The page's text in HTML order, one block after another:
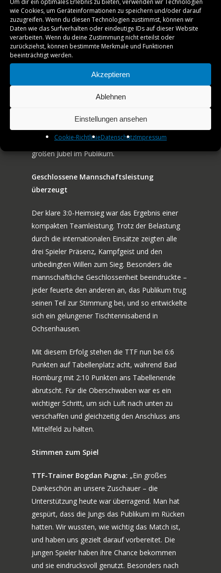
Um dir ein optimales Erlebnis zu bieten, verwenden wir Technologien
wie Cookies, um Geräteinformationen zu speichern und/oder darauf
zuzugreifen. Wenn du diesen Technologien zustimmst, können wir
Daten wie das Surfverhalten oder eindeutige IDs auf dieser Website
verarbeiten. Wenn du deine Zustimmung nicht erteilst oder
zurückziehst, können bestimmte Merkmale und Funktionen
beeinträchtigt werden.
Akzeptieren
Ablehnen
Einstellungen ansehen
Cookie-RichtlinieDatenschutzImpressum
Andras an – auf dem Papier eine ausgeglichene
Begegnung, die sich als echter Schlagabtausch
entwickelte. Der 17-jährige Portugiese, der in den
letzten Wochen immer besser in der Liga
angekommen ist, präsentierte sich nervenstark
und fokussiert. Nach einem umkämpften
zweiten abgeben, blieb aber geduldig und
entschied die entscheidenden Ballwechsel mit
mutigen Topspins für sich. Mit 3:1 setzte Abiodun
schließlich den Schlusspunkt – und sorgte für
großen Jubel im Publikum.
Geschlossene Mannschaftsleistung
überzeugt
Der klare 3:0-Heimsieg war das Ergebnis einer
kompakten Teamleistung. Trotz der Belastung
durch die internationalen Einsätze zeigten alle
drei Spieler Präsenz, Kampfgeist und den
unbedingten Willen zum Sieg. Besonders die
mannschaftliche Geschlossenheit beeindruckte –
jeder feuerte den anderen an, das Publikum trug
seinen Teil zur Stimmung bei, und so entwickelte
sich ein gelungener Tischtennisabend in
Ochsenhausen.
Mit diesem Erfolg stehen die TTF nun bei 6:6
Punkten auf Tabellenplatz acht, während Bad
Homburg mit 2:10 Punkten ans Tabellenende
abrutscht. Für die Oberschwaben war es ein
wichtiger Schritt, um sich Luft nach unten zu
verschaffen und gleichzeitig den Anschluss ans
Mittelfeld zu halten.
Stimmen zum Spiel
TTF-Trainer Bogdan Pugna: „Ein großes
Dankeschön an unsere Zuschauer – die
Unterstützung heute war überragend. Man hat
gespürt, dass die Jungs das Publikum im Rücken
hatten. Wir wussten, wie wichtig das Match ist,
und haben uns gezielt darauf vorbereitet. Die
jungen Spieler haben ihre Chance bekommen
und sie eindrucksvoll genutzt. Besonders nach
TICKETS
VEREINSSHOP
PARTNER
JOBS
KONTAKT